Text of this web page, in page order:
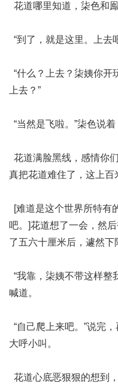
花道哪里知道，柒色和
“到了，就是这里。上去
“什么？上去？柒姨你开
上去？”
“当然是飞啦。”柒色说
花道满脸黑线，感情你
真把花道难住了，这上百
[难道是这个世界所特有
吧。]花道想了一会，然
了五六十厘米后，遽然下
“我靠，柒姨不带这样整
喊道。
“自己爬上来吧。”说完
大呼小叫。
花道心底恶狠狠的想到